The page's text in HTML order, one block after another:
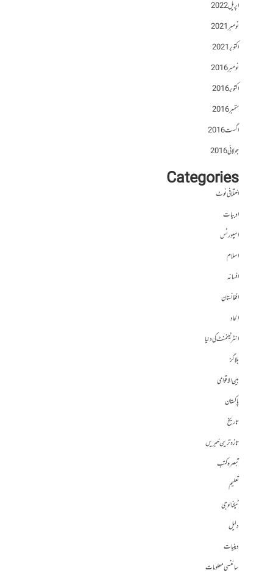
اپریل 2022
نومبر 2021
اکتوبر 2021
نومبر 2016
اکتوبر 2016
ستمبر 2016
اگست 2016
جولائی 2016
Categories
اختلافی نوٹ
ادبیات
اسپورٹس
اسلام
افسانہ
افغانستان
الحاد
انٹرٹینمنٹ کی دنیا
بلاگز
بین الاقوامی
پاکستان
تاریخ
تازہ ترین خبریں
تبصرہ کتب
تعلیم
ٹیکنالوجی
دلیل
دینیات
سائنسی معلومات